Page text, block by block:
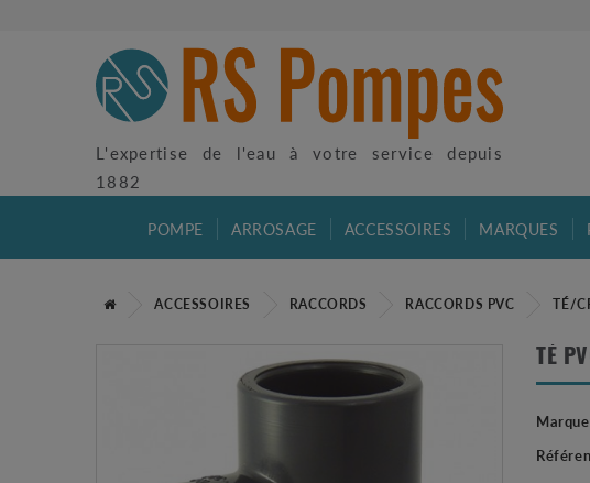
L'expertise de l'eau à votre service depuis
1882
POMPE ARROSAGE ACCESSOIRES MARQUES
ACCESSOIRES RACCORDS RACCORDS PVC TÉ/
TÉ
Marque